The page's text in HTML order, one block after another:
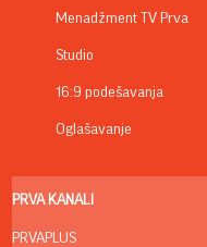
Menadžment TV Prva
Studio
16:9 podešavanja
Oglašavanje
PRVA KANALI
PRVAPLUS